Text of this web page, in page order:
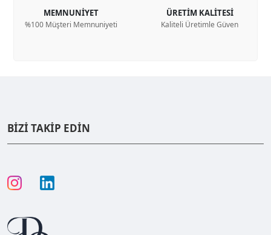
MEMNUNİYET
%100 Müşteri Memnuniyeti
ÜRETİM KALİTESİ
Kaliteli Üretimle Güven
BİZİ TAKİP EDİN